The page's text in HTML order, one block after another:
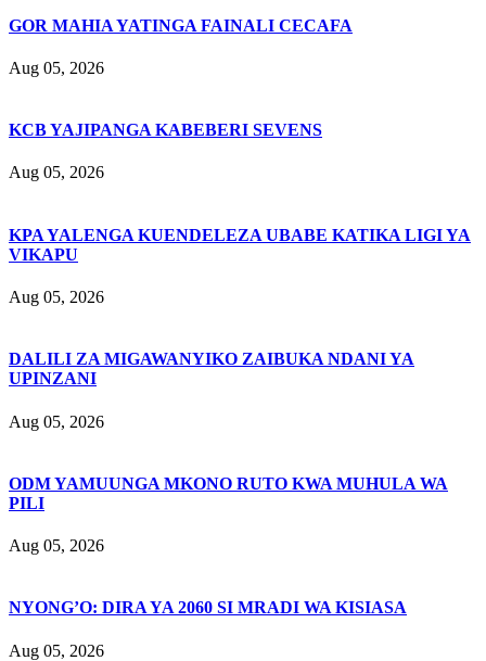
GOR MAHIA YATINGA FAINALI CECAFA
Aug 05, 2026
KCB YAJIPANGA KABEBERI SEVENS
Aug 05, 2026
KPA YALENGA KUENDELEZA UBABE KATIKA LIGI YA
VIKAPU
Aug 05, 2026
DALILI ZA MIGAWANYIKO ZAIBUKA NDANI YA
UPINZANI
Aug 05, 2026
ODM YAMUUNGA MKONO RUTO KWA MUHULA WA
PILI
Aug 05, 2026
NYONG’O: DIRA YA 2060 SI MRADI WA KISIASA
Aug 05, 2026